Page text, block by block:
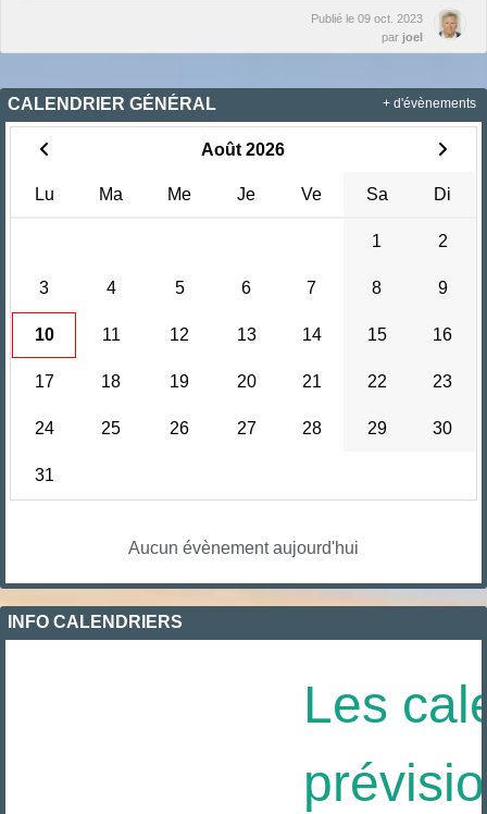
Publié le 09 oct. 2023
par joel
CALENDRIER GÉNÉRAL
Août 2026
Lu Ma Me Je Ve Sa Di
1 2
3 4 5 6 7 8 9
10 11 12 13 14 15 16
17 18 19 20 21 22 23
24 25 26 27 28 29 30
31
Aucun évènement aujourd'hui
+ d'évènements
INFO CALENDRIERS
Les